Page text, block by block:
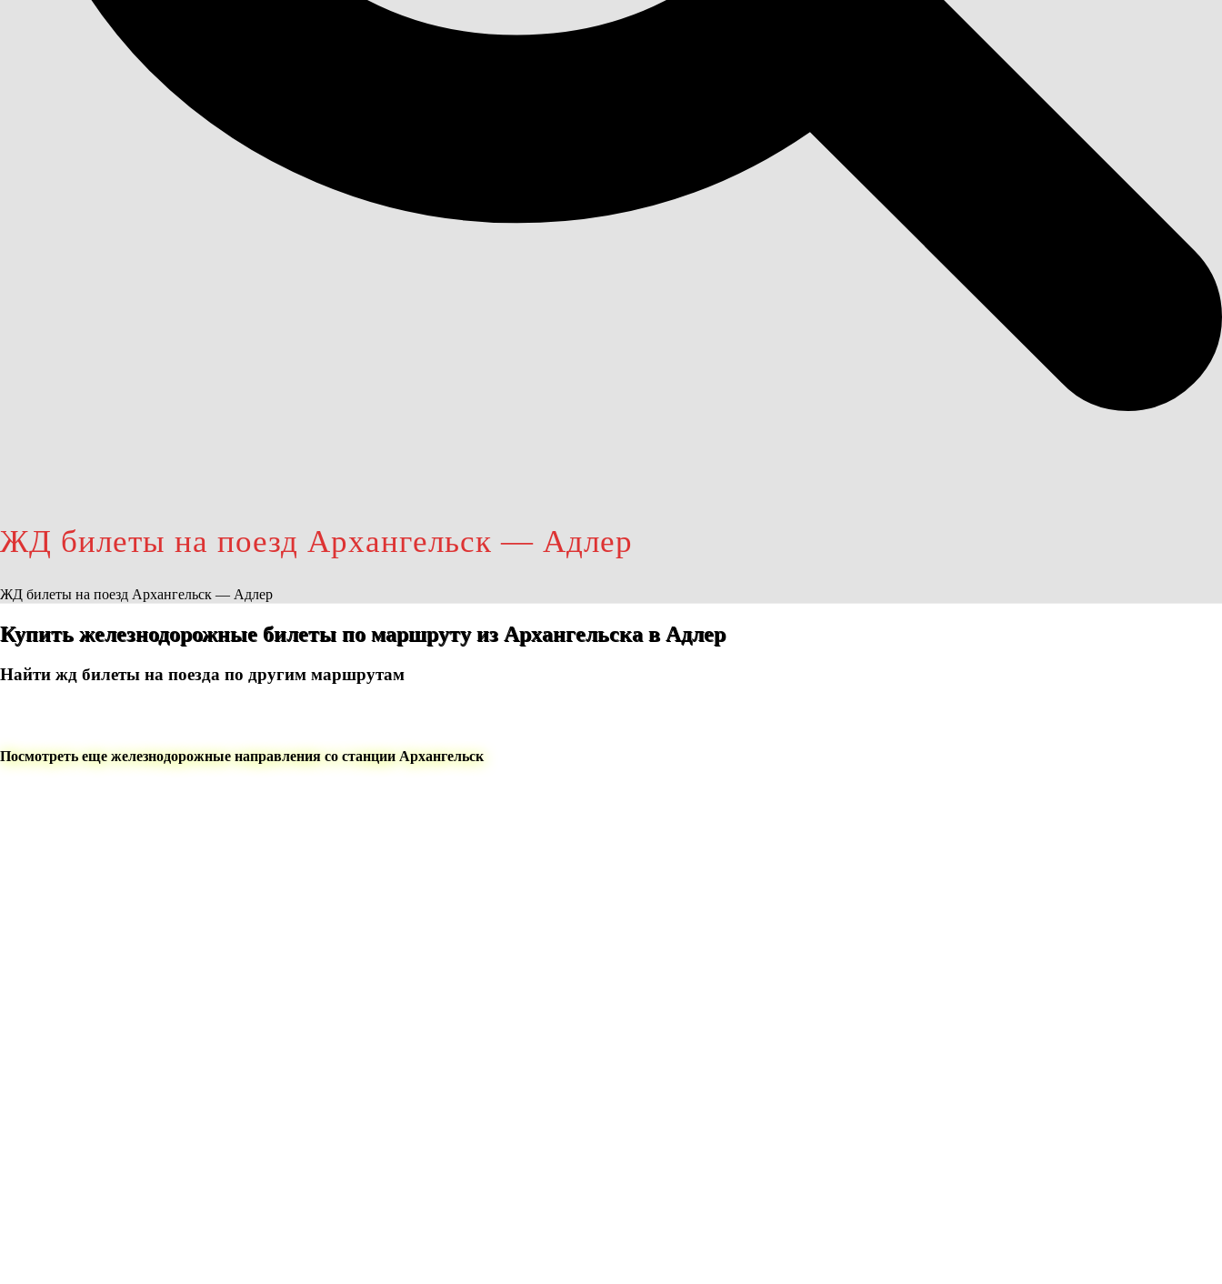
ЖД билеты на поезд Архангельск — Адлер
ЖД билеты на поезд Архангельск — Адлер
Купить железнодорожные билеты по маршруту из Архангельска в Адлер
Найти жд билеты на поезда по другим маршрутам
Посмотреть еще железнодорожные направления со станции Архангельск